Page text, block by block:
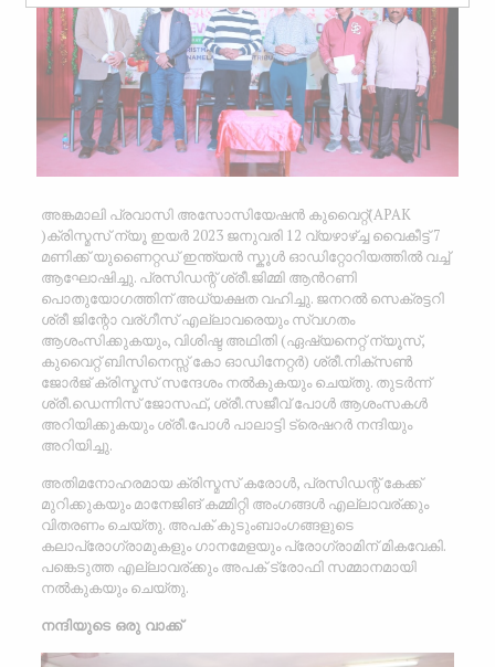
അങ്കമാലി പ്രവാസി അസോസിയേഷൻ കുവൈറ്റ്(APAK
)ക്രിസ്മസ് ന്യൂ ഇയർ 2023 ജനുവരി 12 വ്യഴാഴ്ച്ച വൈകീട്ട് 7
മണിക്ക് യുണൈറ്റഡ് ഇന്ത്യൻ സ്കൂൾ ഓഡിറ്റോറിയത്തിൽ വച്ച്
ആഘോഷിച്ചു. പ്രസിഡന്റ് ശ്രീ.ജിമ്മി ആൻറണി
പൊതുയോഗത്തിന് അധ്യക്ഷത വഹിച്ചു. ജനറൽ സെക്രട്ടറി
ശ്രീ ജിന്റോ വര്ഗീസ് എല്ലാവരെയും സ്വഗതം
ആശംസിക്കുകയും, വിശിഷ്ട അഥിതി (ഏഷ്യനെറ്റ്‌ ന്യൂസ്,
കുവൈറ്റ് ബിസിനെസ്സ് കോ ഓഡിനേറ്റർ) ശ്രീ.നിക്സൺ
ജോർജ് ക്രിസ്മസ് സന്ദേശം നൽകുകയും ചെയ്തു. തുടർന്ന്‌
ശ്രീ.ഡെന്നിസ് ജോസഫ്, ശ്രീ.സജീവ് പോൾ ആശംസകൾ
അറിയിക്കുകയും ശ്രീ.പോൾ പാലാട്ടി ട്രെഷറർ നന്ദിയും
അറിയിച്ചു.
അതിമനോഹരമായ ക്രിസ്മസ് കരോൾ, പ്രസിഡന്റ് കേക്ക്
മുറിക്കുകയും മാനേജിങ് കമ്മിറ്റി അംഗങ്ങൾ എല്ലാവര്ക്കും
വിതരണം ചെയ്തു. അപക് കുടുംബാംഗങ്ങളുടെ
കലാപ്രോഗ്രാമുകളും ഗാനമേളയും പ്രോഗ്രാമിന് മികവേകി.
പങ്കെടുത്ത എല്ലാവര്ക്കും അപക് ട്രോഫി സമ്മാനമായി
നൽകുകയും ചെയ്തു.
നന്ദിയുടെ ഒരു വാക്ക്